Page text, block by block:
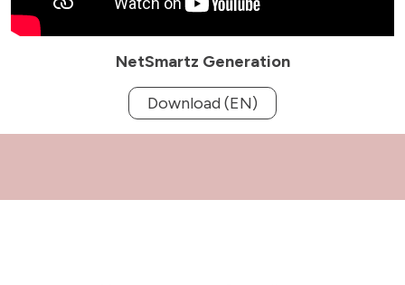
NetSmartz Generation
Download (EN)